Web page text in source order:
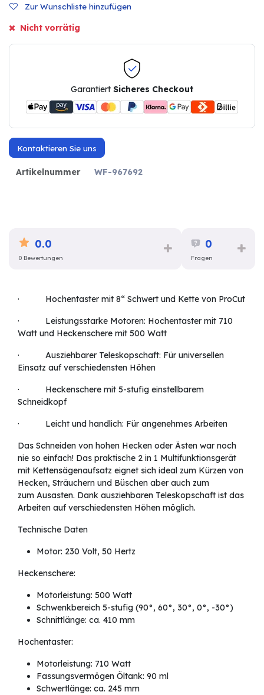
Zur Wunschliste hinzufügen
Nicht vorrätig
Garantiert Sicheres Checkout
Kontaktieren Sie uns
Artikelnummer WF-967692
0.0
0 Bewertungen
0
Fragen
· Hochentaster mit 8“ Schwert und Kette von ProCut
· Leistungsstarke Motoren: Hochentaster mit 710
Watt und Heckenschere mit 500 Watt
· Ausziehbarer Teleskopschaft: Für universellen
Einsatz auf verschiedensten Höhen
· Heckenschere mit 5-stufig einstellbarem
Schneidkopf
· Leicht und handlich: Für angenehmes Arbeiten
Das Schneiden von hohen Hecken oder Ästen war noch
nie so einfach! Das praktische 2 in 1 Multifunktionsgerät
mit Kettensägenaufsatz eignet sich ideal zum Kürzen von
Hecken, Sträuchern und Büschen aber auch zum
zum Ausasten. Dank ausziehbaren Teleskopschaft ist das
Arbeiten auf verschiedensten Höhen möglich.
Technische Daten
Motor: 230 Volt, 50 Hertz
Heckenschere:
Motorleistung: 500 Watt
Schwenkbereich 5-stufig (90°, 60°, 30°, 0°, -30°)
Schnittlänge: ca. 410 mm
Hochentaster:
Motorleistung: 710 Watt
Fassungsvermögen Öltank: 90 ml
Schwertlänge: ca. 245 mm